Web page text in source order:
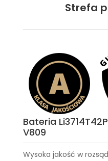
Strefa
Bateria
V809
Wysoka jakość w